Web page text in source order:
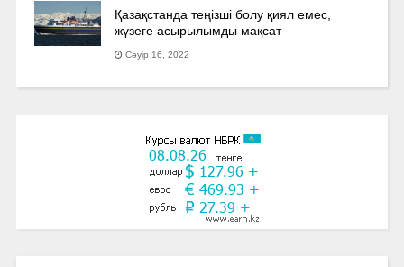
Қазақстанда теңізші болу қиял емес,
жүзеге асырылымды мақсат
Сәуір 16, 2022